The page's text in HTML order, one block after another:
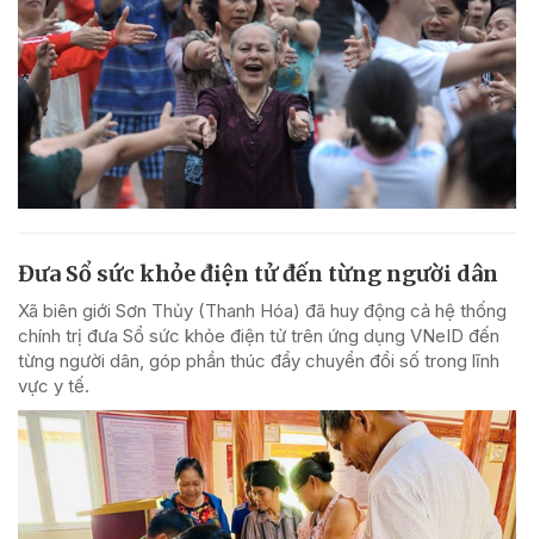
Đưa Sổ sức khỏe điện tử đến từng người dân
Xã biên giới Sơn Thủy (Thanh Hóa) đã huy động cả hệ thống
chính trị đưa Sổ sức khỏe điện tử trên ứng dụng VNeID đến
từng người dân, góp phần thúc đẩy chuyển đổi số trong lĩnh
vực y tế.